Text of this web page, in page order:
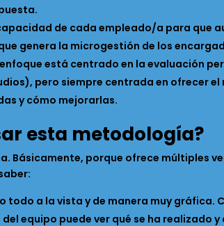
de cada empleado/a para que
genera la microgestión de los
enfoque está centrado en la evaluación
pero siempre centrada en ofrecer
y cómo mejorarlas.
esta metodología?
Básicamente, porque ofrece múltiples
todo a la vista y de manera muy gráfica.
equipo puede ver qué se ha realizado